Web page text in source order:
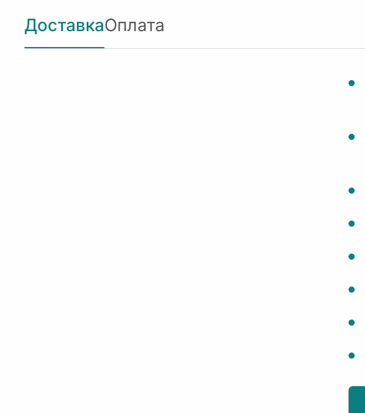
ДоставкаОплата